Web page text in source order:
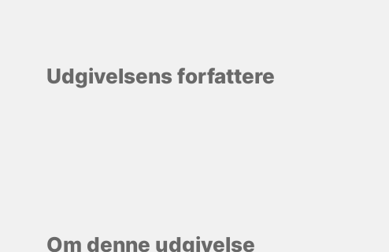
Udgivelsens forfattere
Om denne udgivelse